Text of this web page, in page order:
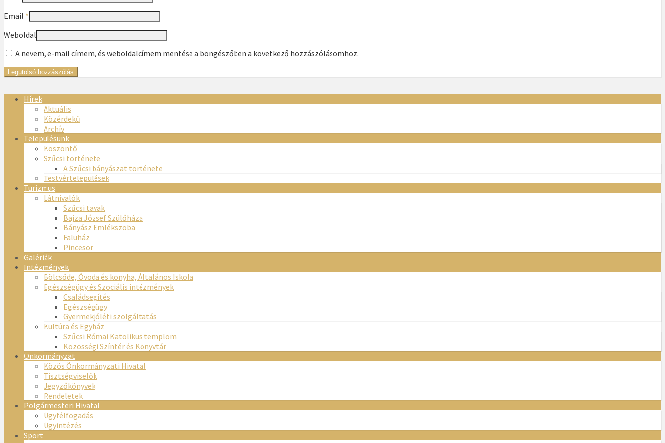
Email *
Weboldal
A nevem, e-mail címem, és weboldalcímem mentése a böngészőben a következő hozzászólásomhoz.
Hírek
Aktuális
Közérdekű
Archív
Településünk
Köszöntő
Szűcsi története
A Szűcsi bányászat története
Testvértelepülések
Turizmus
Látnivalók
Szűcsi tavak
Bajza József Szülőháza
Bányász Emlékszoba
Faluház
Pincesor
Galériák
Intézmények
Bölcsőde, Óvoda és konyha, Általános Iskola
Egészségügy és Szociális intézmények
Családsegítés
Egészségügy
Gyermekjóléti szolgáltatás
Kultúra és Egyház
Szűcsi Római Katolikus templom
Közösségi Színtér és Könyvtár
Önkormányzat
Közös Önkormányzati Hivatal
Tisztségviselők
Jegyzőkönyvek
Rendeletek
Polgármesteri Hivatal
Ügyfélfogadás
Ügyintézés
Sport